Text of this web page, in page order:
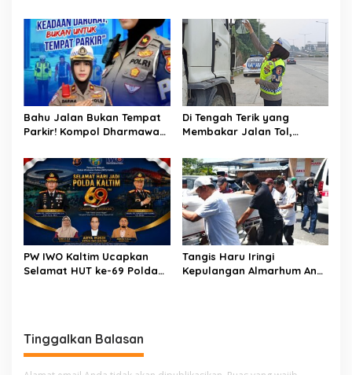
Solusi
Merbau Dibekuk
Bahu Jalan Bukan Tempat
Parkir! Kompol Dharmawati
Keselamatan, Satu
Kelalaian Bisa Berujung
Maut
Di Tengah Terik yang
Membakar Jalan Tol,
Kompol Dharmawati
Sejukkan Hati Para Sopir
Truk
PW IWO Kaltim Ucapkan
Selamat HUT ke-69 Polda
Tangis Haru Iringi
Kepulangan Almarhum Andi
Tinggalkan Balasan